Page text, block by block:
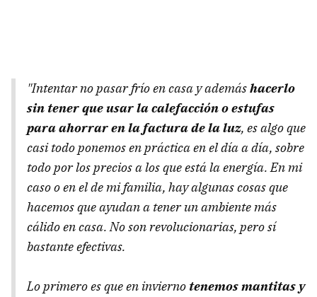
"Intentar no pasar frío en casa y ademáshacerlo
sin tener que usar la calefacción o estufas
para ahorrar en la factura de la luz, es algo que
casi todo ponemos en práctica en el día a día, sobre
todo por los precios a los que está la energía. En mi
caso o en el de mi familia, hay algunas cosas que
hacemos que ayudan a tener un ambiente más
cálido en casa. No son revolucionarias, pero sí
bastante efectivas.
Lo primero es que en invierno tenemos mantitas y